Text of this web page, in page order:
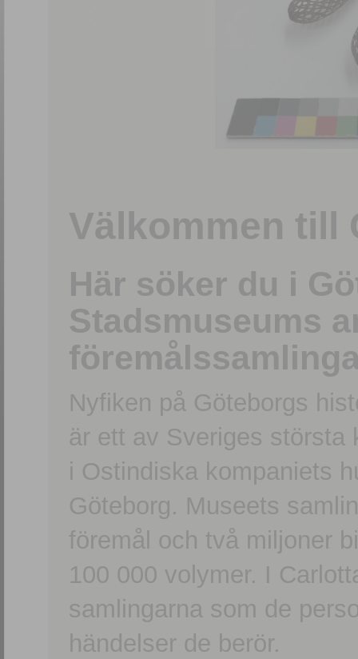
Välkommen till
Här söker du i
Stadsmuseums
Nyfiken på Göteborgs
är ett av Sveriges största
i Ostindiska kompaniets
Göteborg. Museets
föremål och två miljoner
100 000 volymer. I
samlingarna som de
händelser de berör.